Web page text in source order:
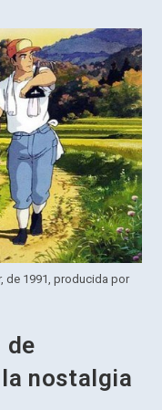
de 1991, producida por
de
nostalgia